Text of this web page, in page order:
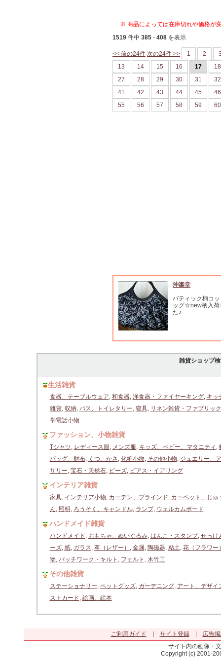
※ 商品によっては在庫切れや価格が
1519 件中 385 - 408 を表示
<< 前の24件 次の24件 >> 1 2
13
14 15 16 17
18
27
28 29 30 31
32
41
42 43 44 45
46
55
56 57 58 59 60
沖楽堂
バティック柄コ
ッグ☆new柄入荷
た♪
雑貨ショップ
生活雑貨
食器、テーブルウェア, 和食器, 洋食器・ファイヤーキング, キッ
雑貨, 収納, バス、トイレタリー, 寝具, リネン雑貨・ファブリック
帯電話小物
ファッション、小物雑貨
Tシャツ, レディース服, メンズ服, キッズ、ベビー、マタニティ ,
バッグ、財布, くつ、かさ , 化粧小物, その他小物, ジュエリー、
サリー, 宝石・天然石, ビーズ, ピアス・イアリング
インテリア雑貨
家具, インテリア小物, カーテン、ブラインド, カーペット、じゅ
ん, 照明 , ろうそく、キャンドル, ランプ, ウェルカムボード
ハンドメイド雑貨
ハンドメイド, おもちゃ、ぬいぐるみ, はんこ・スタンプ, せっけ
ーズ, 紙, ガラス, 革（レザー） , 金属, 陶磁器, 粘土, 花（フラワー
物, パッチワーク・キルト , フェルト , 木竹工
その他雑貨
ステーショナリー, ペットグッズ, ガーデニング, アート、デザイ
ストカード, 絵画、絵本
ご利用ガイド サイト登録|
広告
サイト内の画像・
Copyright (c) 2001-